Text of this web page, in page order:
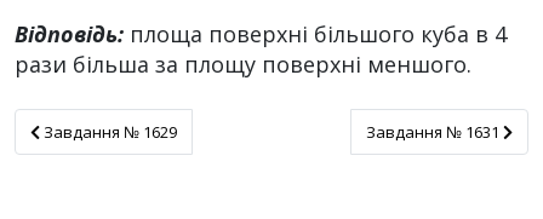
Відповідь: площа поверхні більшого куба в 4
рази більша за площу поверхні меншого.
Завдання № 1629
Завдання № 1629 Завдання № 1631
Завдання № 1631